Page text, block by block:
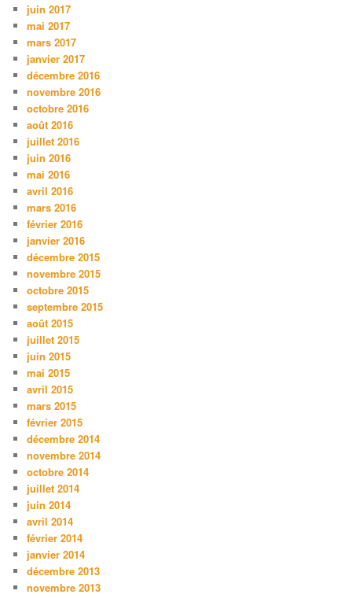
juin 2017
mai 2017
mars 2017
janvier 2017
décembre 2016
novembre 2016
octobre 2016
août 2016
juillet 2016
juin 2016
mai 2016
avril 2016
mars 2016
février 2016
janvier 2016
décembre 2015
novembre 2015
octobre 2015
septembre 2015
août 2015
juillet 2015
juin 2015
mai 2015
avril 2015
mars 2015
février 2015
décembre 2014
novembre 2014
octobre 2014
juillet 2014
juin 2014
avril 2014
février 2014
janvier 2014
décembre 2013
novembre 2013